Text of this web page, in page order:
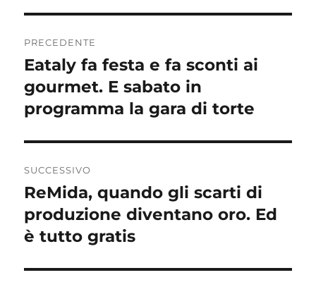
articoli
PRECEDENTE
Articolo
precedente:
Eataly fa festa e fa sconti ai
gourmet. E sabato in
programma la gara di torte
SUCCESSIVO
Articolo
successivo:
ReMida, quando gli scarti di
produzione diventano oro. Ed
è tutto gratis